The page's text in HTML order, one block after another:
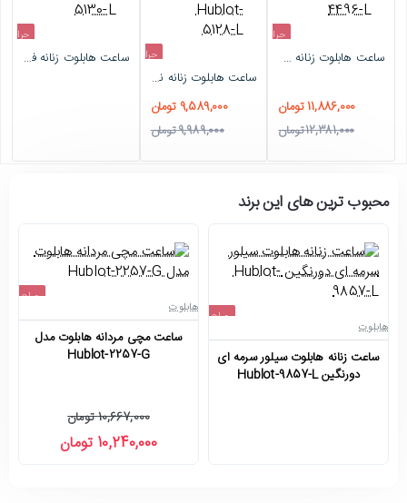
حراج
ساعت هابلوت زنانه طلایی فول نگین سفید Hublot-4496-L
11,886,000 تومان
12,381,000 تومان
حراج
ساعت هابلوت زنانه نقره ای دورنگین مشکی Hublot-5128-L
9,589,000 تومان
9,989,000 تومان
حراج
اتمام موجودی
ساعت هابلوت زنانه فول نگین طلایی صفحه سفید Hublot-5130-L
محبوب ترین های این برند
حراج
اتمام موجودی
هابلوت
ساعت زنانه هابلوت سیلور سرمه ای
دورنگین Hublot-9857-L
حراج
-4%
هابلوت
ساعت مچی مردانه هابلوت مدل
Hublot-2257-G
10,240,000 تومان
10,667,000 تومان